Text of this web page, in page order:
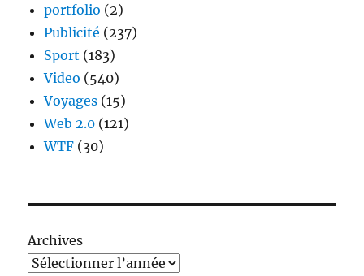
portfolio (2)
Publicité (237)
Sport (183)
Video (540)
Voyages (15)
Web 2.0 (121)
WTF (30)
Archives